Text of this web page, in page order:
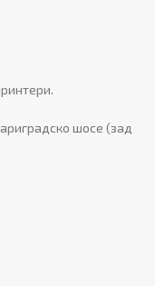
шосе (зад